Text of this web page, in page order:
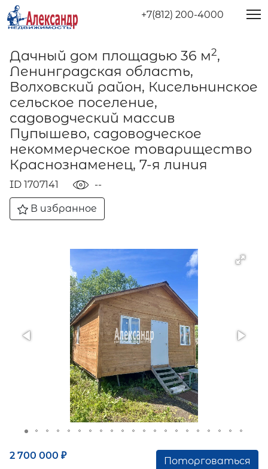
+7(812) 200-4000
Дачный дом площадью 36 м2,
Ленинградская область,
Волховский район, Кисельнинское
сельское поселение,
садоводческий массив
Пупышево, садоводческое
некоммерческое товарищество
Краснознаменец, 7-я линия
ID 1707141 --
В избранное
2 700 000 ₽
Поторговаться